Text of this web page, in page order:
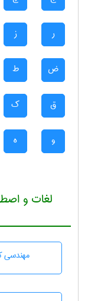
ر ز
ض ط
ق ک
و ه
لغات و
مهندسی